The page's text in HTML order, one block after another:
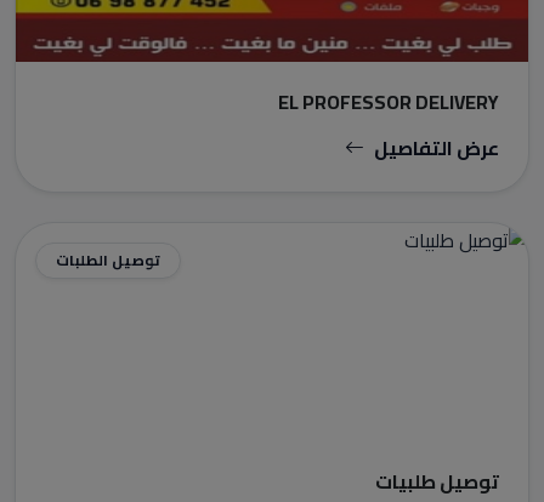
EL PROFESSOR DELIVERY
عرض التفاصيل
توصيل الطلبات
توصيل طلبيات